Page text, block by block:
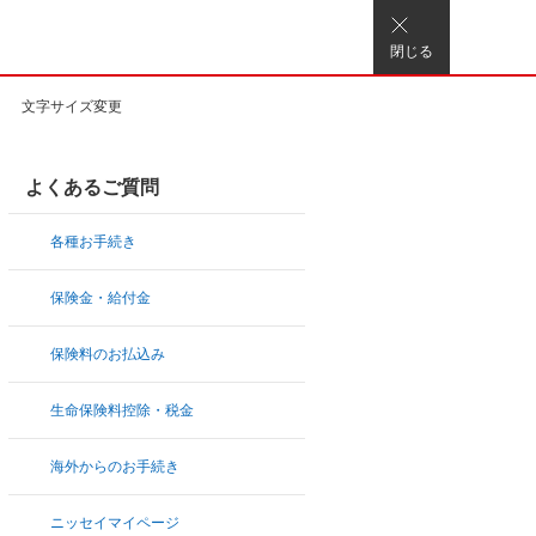
閉じる
文字サイズ変更
よくあるご質問
各種お手続き
保険金・給付金
保険料のお払込み
生命保険料控除・税金
海外からのお手続き
ニッセイマイページ